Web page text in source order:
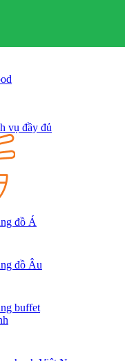
vụ đầy đủ
đồ Á
đồ Âu
buffet